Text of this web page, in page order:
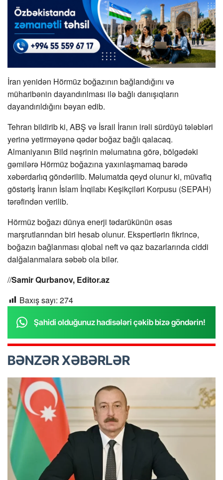
İran yenidən Hörmüz boğazının bağlandığını və
müharibənin dayandırılması ilə bağlı danışıqların
dayandırıldığını bəyan edib.
Tehran bildirib ki, ABŞ və İsrail İranın irəli sürdüyü tələbləri
yerinə yetirməyənə qədər boğaz bağlı qalacaq.
Almaniyanın Bild nəşrinin məlumatına görə, bölgədəki
gəmilərə Hörmüz boğazına yaxınlaşmamaq barədə
xəbərdarlıq göndərilib. Məlumatda qeyd olunur ki, müvafiq
göstəriş İranın İslam İnqilabı Keşikçiləri Korpusu (SEPAH)
tərəfindən verilib.
Hörmüz boğazı dünya enerji tədarükünün əsas
marşrutlarından biri hesab olunur. Ekspertlərin fikrincə,
boğazın bağlanması qlobal neft və qaz bazarlarında ciddi
dalğalanmalara səbəb ola bilər.
//Samir Qurbanov, Editor.az
Baxış sayı: 274
Şahidi olduğunuz hadisələri çəkib bizə göndərin!
BƏNZƏR XƏBƏRLƏR